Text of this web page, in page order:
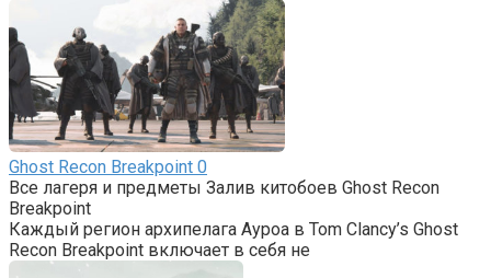
Ghost Recon Breakpoint 0
Все лагеря и предметы Залив китобоев Ghost Recon
Breakpoint
Каждый регион архипелага Ауроа в Tom Clancy’s Ghost
Recon Breakpoint включает в себя не